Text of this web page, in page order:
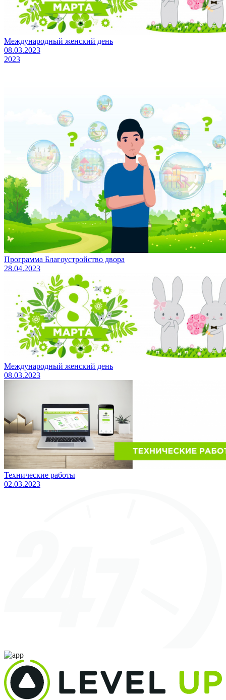
Международный женский день
08.03.2023
2023
Программа Благоустройство двора
28.04.2023
Международный женский день
08.03.2023
Технические работы
02.03.2023